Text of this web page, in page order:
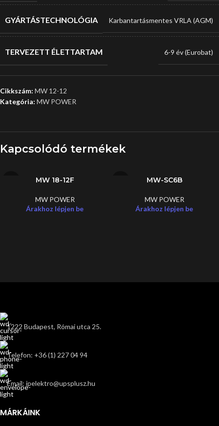
GYÁRTÁSTECHNOLÓGIA Karbantartásmentes VRLA (AGM)
TERVEZETT ÉLETTARTAM 6-9 év (Eurobat)
Cikkszám: MW 12-12
Kategória: MW POWER
Kapcsolódó termékek
MW 18-12F
MW POWER
Árakhoz lépjen be
MW-SC6B
MW POWER
Árakhoz lépjen be
1222 Budapest, Római utca 25.
Telefon: +36 (1) 227 04 94
Email: ipelektro@upsplusz.hu
MÁRKÁINK